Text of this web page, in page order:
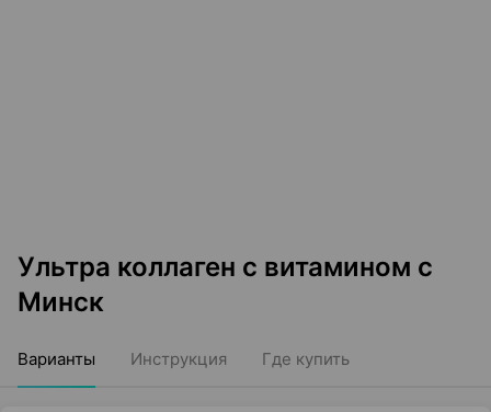
Ультра коллаген с витамином с
Минск
Варианты Инструкция Где купить